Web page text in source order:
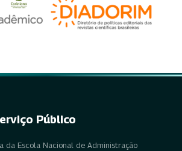
Público
da Escola Nacional de Administração